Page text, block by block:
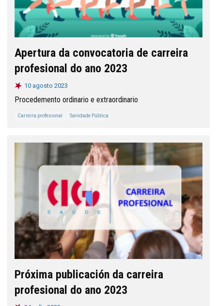
Apertura da convocatoria de carreira
profesional do ano 2023
10 agosto 2023
Procedemento ordinario e extraordinario
Carreira profesional Sanidade Pública
Próxima publicación da carreira
profesional do ano 2023